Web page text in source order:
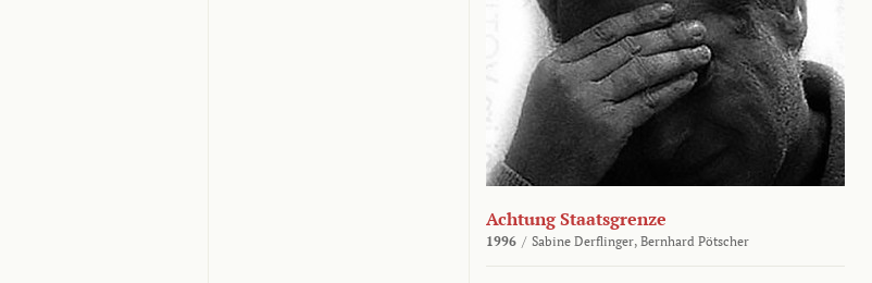
Achtung Staatsgrenze
1996 / Sabine Derflinger, Bernhard Pötscher